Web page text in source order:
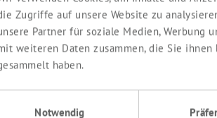
Zugriffe auf unsere Website zu
Partner für soziale Medien, Werbung
weiteren Daten zusammen, die Sie
haben.
Notwendig
blumig, saftig,